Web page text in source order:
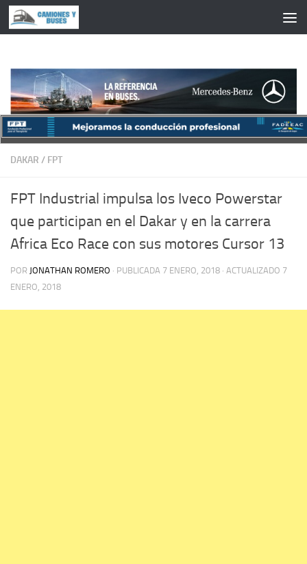
Saltar al contenido
DAKAR / FPT
FPT Industrial impulsa los Iveco Powerstar
que participan en el Dakar y en la carrera
Africa Eco Race con sus motores Cursor 13
POR JONATHAN ROMERO · PUBLICADA 7 ENERO, 2018 · ACTUALIZADO 7
ENERO, 2018